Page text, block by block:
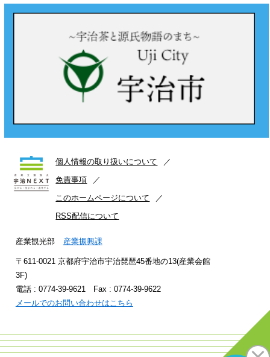
個人情報の取り扱いについて
免責事項
このホームページについて
RSS配信について
産業観光部 産業振興課
〒611-0021 京都府宇治市宇治琵琶45番地の13(産業会館
3F)
電話 : 0774-39-9621 Fax : 0774-39-9622
メールでのお問い合わせはこちら